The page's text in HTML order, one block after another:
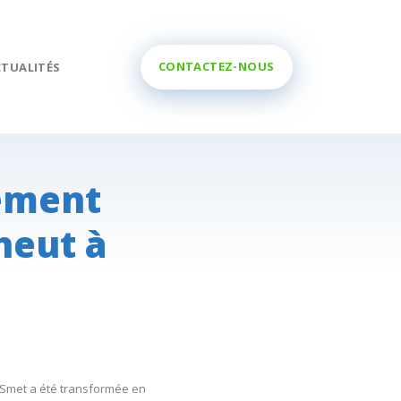
CONTACTEZ-NOUS
à
a été transformée en